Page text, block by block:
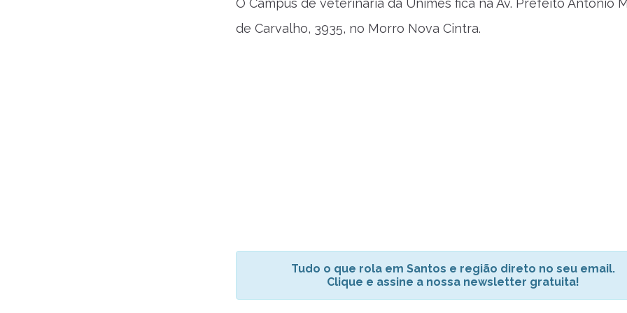
O Campus de veterinária da Unimes fica na Av. Prefeito Antônio
de Carvalho, 3935, no Morro Nova Cintra.
Tudo o que rola em Santos e região direto no seu email.
Clique e assine a nossa newsletter gratuita!